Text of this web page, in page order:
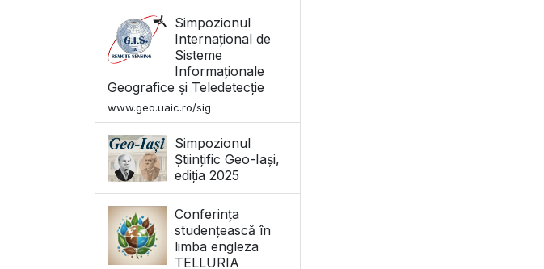
Simpozionul
Internațional de
Sisteme
Informaționale
Geografice și Teledetecție
www.geo.uaic.ro/sig
Simpozionul
Științific Geo-Iași,
ediția 2025
Conferința
studențească în
limba engleza
TELLURIA